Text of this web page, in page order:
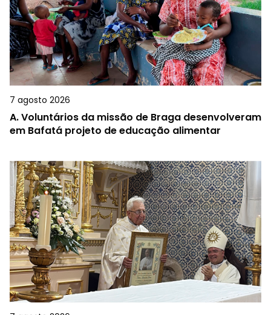
7 agosto 2026
A.Voluntários da missão de Braga desenvolveram
em Bafatá projeto de educação alimentar